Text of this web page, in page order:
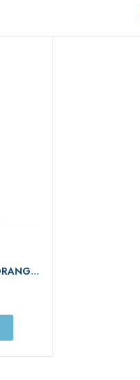
SABONETE LIQ PREMISSE MORANGO C/CHAPAGNHE 5 L